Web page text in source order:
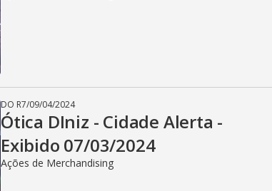
DO R7/09/04/2024
Ótica DIniz - Cidade Alerta -
Exibido 07/03/2024
Ações de Merchandising